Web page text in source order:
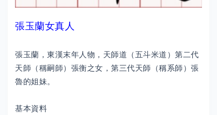
張玉蘭女真人
張玉蘭，東漢末年人物，天師道（五斗米道）第二代
天師（稱嗣師）張衡之女，第三代天師（稱系師）張
魯的姐妹。
基本資料